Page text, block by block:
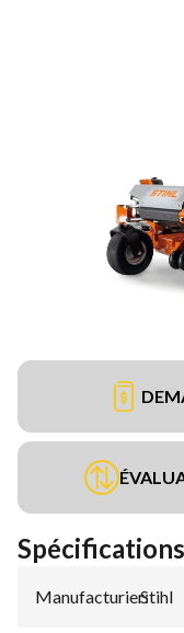
Spécifications
Manufacturier:
Stihl